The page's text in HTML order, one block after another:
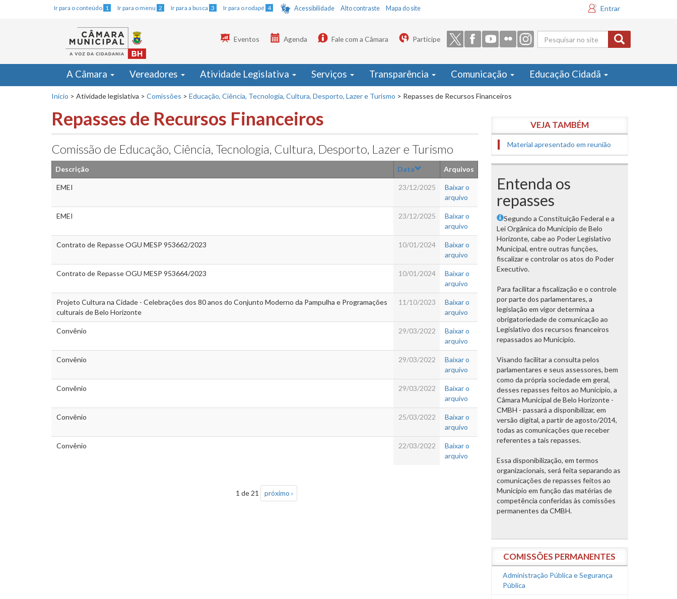
Ir para o conteúdo 1 Ir para o menu 2 Ir para a busca 3 Ir para o rodapé 4 Acessibilidade Alto contraste Mapa do site Entrar
Formulário
de busca
Eventos Agenda Fale com a Câmara Participe
A Câmara Vereadores Atividade Legislativa Serviços Transparência Comunicação Educação Cidadã
Início > Atividade legislativa > Comissões > Educação, Ciência, Tecnologia, Cultura, Desporto, Lazer e Turismo > Repasses de Recursos Financeiros
Repasses de Recursos Financeiros
Comissão de Educação, Ciência, Tecnologia, Cultura, Desporto, Lazer e Turismo
Descrição Data Arquivos
EMEI 23/12/2025
Baixar o
arquivo
EMEI 23/12/2025
Baixar o
arquivo
Contrato de Repasse OGU MESP 953662/2023 10/01/2024
Baixar o
arquivo
Contrato de Repasse OGU MESP 953664/2023 10/01/2024
Baixar o
arquivo
Projeto Cultura na Cidade - Celebrações dos 80 anos do Conjunto Moderno da Pampulha e Programações
culturais de Belo Horizonte
11/10/2023
Baixar o
arquivo
Convênio 29/03/2022
Baixar o
arquivo
Convênio 29/03/2022
Baixar o
arquivo
Convênio 29/03/2022
Baixar o
arquivo
Convênio 25/03/2022
Baixar o
arquivo
Convênio 22/03/2022
Baixar o
arquivo
1 de 21 próximo ›
VEJA TAMBÉM
Material apresentado em reunião
Entenda os
repasses
Segundo a Constituição Federal e a
Lei Orgânica do Município de Belo
Horizonte, cabe ao Poder Legislativo
Municipal, entre outras funções,
fiscalizar e controlar os atos do Poder
Executivo.
Para facilitar a fiscalização e o controle
por parte dos parlamentares, a
legislação em vigor determina a
obrigatoriedade de comunicação ao
Legislativo dos recursos financeiros
repassados ao Município.
Visando facilitar a consulta pelos
parlamentares e seus assessores, bem
como da própria sociedade em geral,
desses repasses feitos ao Município, a
Câmara Municipal de Belo Horizonte -
CMBH - passará a disponibilizar, em
versão digital, a partir de agosto/2014,
todas as comunicações que receber
referentes a tais repasses.
Essa disponibilização, em termos
organizacionais, será feita separando as
comunicações de repasses feitos ao
Município em função das matérias de
competência conferidas às comissões
permanentes da CMBH.
COMISSÕES PERMANENTES
Administração Pública e Segurança
Pública